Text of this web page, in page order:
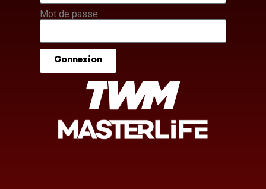
Mot de passe
Connexion